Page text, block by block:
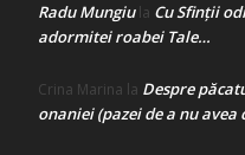
Radu Mungiula Cu Sfinții
adormitei roabei Tale…
Crina Marina la Despre
onaniei (pazei de a nu avea